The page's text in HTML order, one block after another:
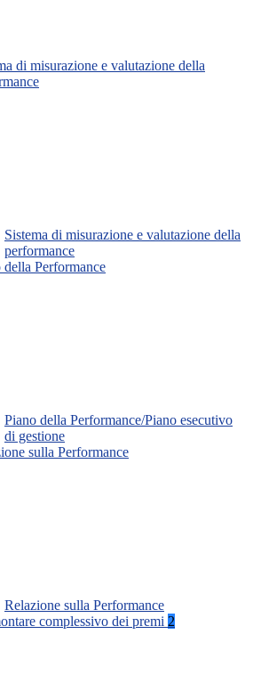
di misurazione e valutazione della
Sistema di misurazione e valutazione della
performance
della Performance
Piano della Performance/Piano esecutivo
di gestione
sulla Performance
Relazione sulla Performance
complessivo dei premi 2